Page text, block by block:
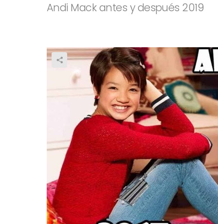
Andi Mack antes y después 2019